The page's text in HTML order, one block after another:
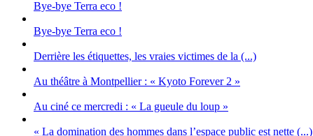
Bye-bye Terra eco !
Bye-bye Terra eco !
Derrière les étiquettes, les vraies victimes de la (...)
Au théâtre à Montpellier : « Kyoto Forever 2 »
Au ciné ce mercredi : « La gueule du loup »
« La domination des hommes dans l’espace public est nette (...)